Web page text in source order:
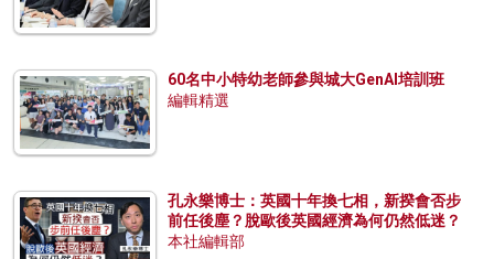
60名中小特幼老師參與城大GenAI培訓班
編輯精選
孔永樂博士：英國十年換七相，新揆會否步
前任後塵？脫歐後英國經濟為何仍然低迷？
本社編輯部